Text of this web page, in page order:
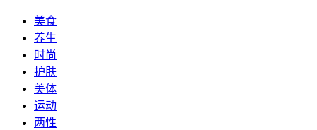
美食
养生
时尚
护肤
美体
运动
两性